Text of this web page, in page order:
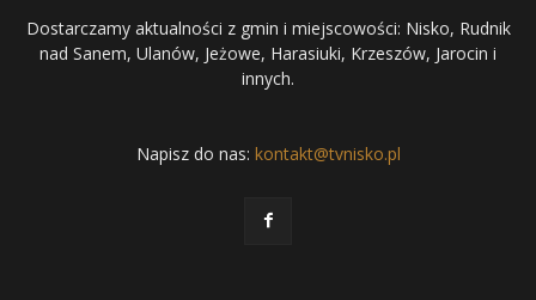
Dostarczamy aktualności z gmin i miejscowości: Nisko, Rudnik
nad Sanem, Ulanów, Jeżowe, Harasiuki, Krzeszów, Jarocin i
innych.
Napisz do nas: kontakt@tvnisko.pl